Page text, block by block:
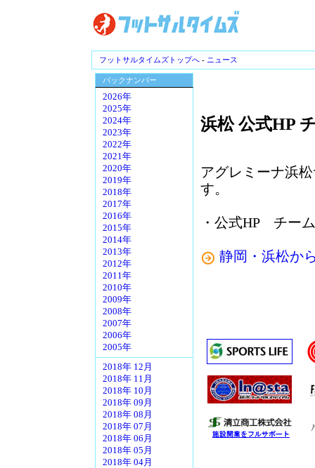
フットサルタイムズトップへ - ニュース
バックナンバー
2026年
2025年
2024年
2023年
2022年
2021年
2020年
2019年
2018年
2017年
2016年
2015年
2014年
2013年
2012年
2011年
2010年
2009年
2008年
2007年
2006年
2005年
2018年 12月
2018年 11月
2018年 10月
2018年 09月
2018年 08月
2018年 07月
2018年 06月
2018年 05月
2018年 04月
浜松 公式HP
アグレミーナ浜
す。
・公式HP チー
静岡・浜松か